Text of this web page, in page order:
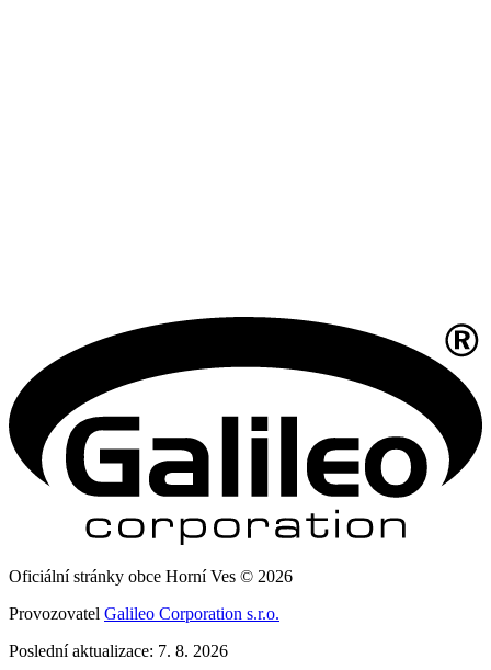
Oficiální stránky obce Horní Ves © 2026
Provozovatel Galileo Corporation s.r.o.
Poslední aktualizace: 7. 8. 2026